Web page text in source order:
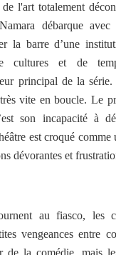
l'art totalement
débarque
la barre d’une
et de
principal de la
vite en boucle. Le
son incapacité à
est croqué comme
dévorantes et
au fiasco, les
vengeances entre
de la comédie, mais